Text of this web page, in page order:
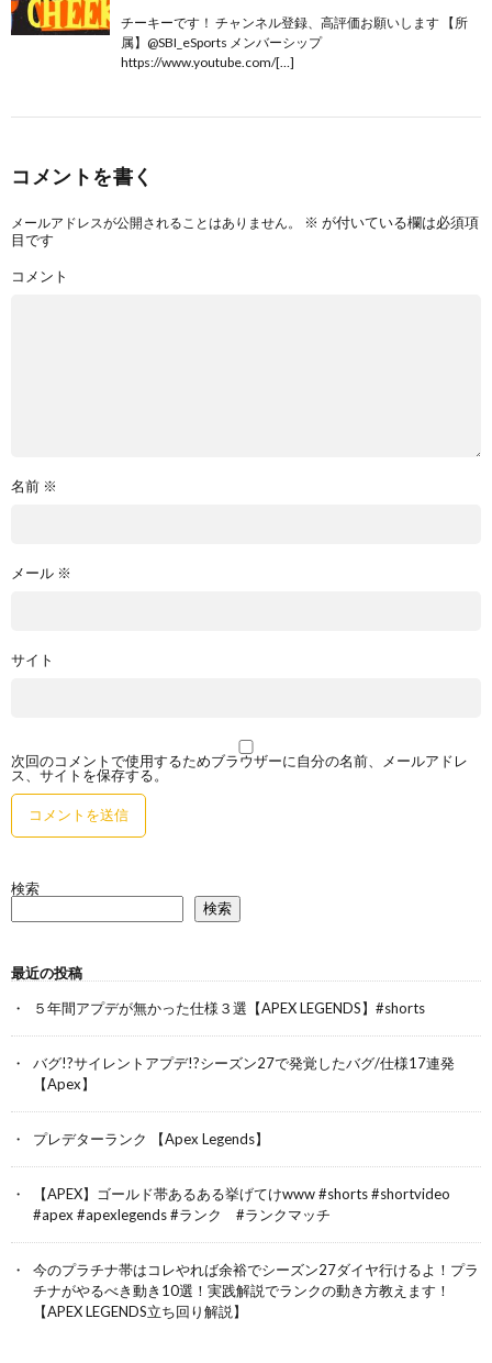
チーキーです！ チャンネル登録、高評価お願いします 【所
属】@SBI_eSports メンバーシップ
https://www.youtube.com/[…]
コメントを書く
メールアドレスが公開されることはありません。 ※ が付いている欄は必須項
目です
コメント
名前 ※
メール ※
サイト
次回のコメントで使用するためブラウザーに自分の名前、メールアドレ
ス、サイトを保存する。
検索
検索
最近の投稿
５年間アプデが無かった仕様３選【APEX LEGENDS】#shorts
バグ!?サイレントアプデ!?シーズン27で発覚したバグ/仕様17連発
【Apex】
プレデターランク 【Apex Legends】
【APEX】ゴールド帯あるある挙げてけwww #shorts #shortvideo
#apex #apexlegends #ランク #ランクマッチ
今のプラチナ帯はコレやれば余裕でシーズン27ダイヤ行けるよ！プラ
チナがやるべき動き10選！実践解説でランクの動き方教えます！
【APEX LEGENDS立ち回り解説】